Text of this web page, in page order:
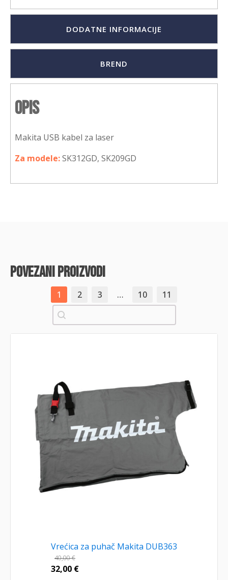
DODATNE INFORMACIJE
BREND
Opis
Makita USB kabel za laser
Za modele:SK312GD, SK209GD
povezani proizvodi
1 2 3 … 10
11
Pretraži
Vrećica za puhač Makita DUB363
40,00€
32,00 €